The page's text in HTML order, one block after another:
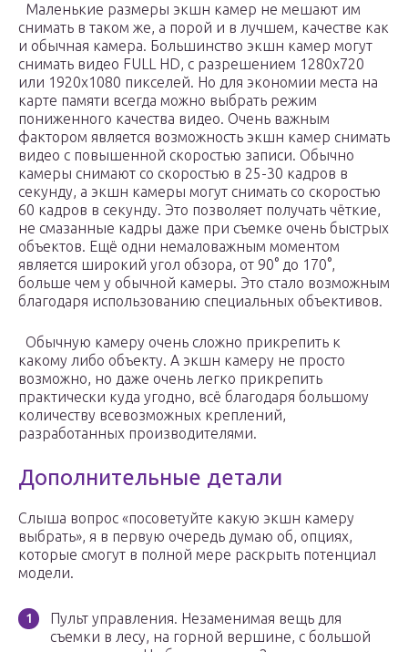
Маленькие размеры экшн камер не мешают им
снимать в таком же, а порой и в лучшем, качестве как
и обычная камера. Большинство экшн камер могут
снимать видео FULL HD, с разрешением 1280х720
или 1920х1080 пикселей. Но для экономии места на
карте памяти всегда можно выбрать режим
пониженного качества видео. Очень важным
фактором является возможность экшн камер снимать
видео с повышенной скоростью записи. Обычно
камеры снимают со скоростью в 25-30 кадров в
секунду, а экшн камеры могут снимать со скоростью
60 кадров в секунду. Это позволяет получать чёткие,
не смазанные кадры даже при съемке очень быстрых
объектов. Ещё одни немаловажным моментом
является широкий угол обзора, от 90° до 170°,
больше чем у обычной камеры. Это стало возможным
благодаря использованию специальных объективов.
Обычную камеру очень сложно прикрепить к
какому либо объекту. А экшн камеру не просто
возможно, но даже очень легко прикрепить
практически куда угодно, всё благодаря большому
количеству всевозможных креплений,
разработанных производителями.
Дополнительные детали
Слыша вопрос «посоветуйте какую экшн камеру
выбрать», я в первую очередь думаю об, опциях,
которые смогут в полной мере раскрыть потенциал
модели.
Пульт управления. Незаменимая вещь для
съемки в лесу, на горной вершине, с большой